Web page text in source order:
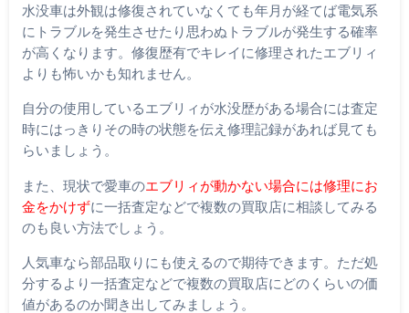
水没車は外観は修復されていなくても年月が経てば電気系
にトラブルを発生させたり思わぬトラブルが発生する確率
が高くなります。修復歴有でキレイに修理されたエブリィ
よりも怖いかも知れません。
自分の使用しているエブリィが水没歴がある場合には査定
時にはっきりその時の状態を伝え修理記録があれば見ても
らいましょう。
また、現状で愛車のエブリィが動かない場合には修理にお
金をかけずに一括査定などで複数の買取店に相談してみる
のも良い方法でしょう。
人気車なら部品取りにも使えるので期待できます。ただ処
分するより一括査定などで複数の買取店にどのくらいの価
値があるのか聞き出してみましょう。